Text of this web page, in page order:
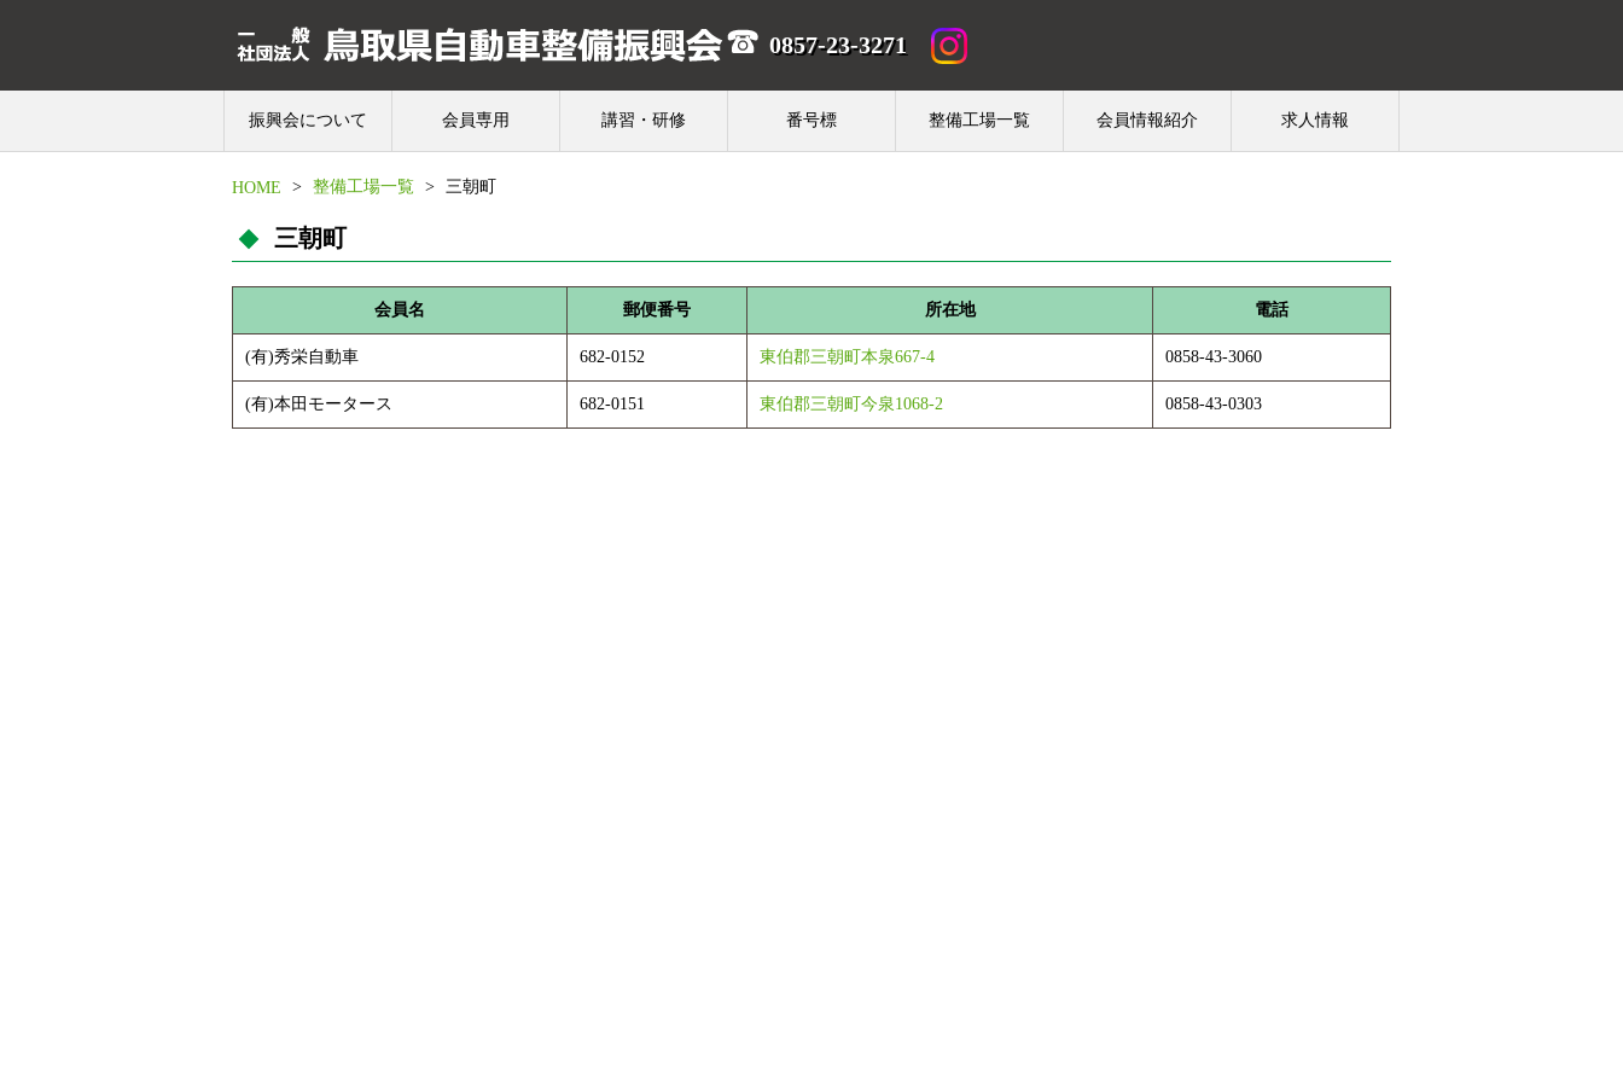
0857-23-3271
振興会について 会員専用 講習・研修 番号標 整備工場一覧 会員情報紹介 求人情報
HOME > 整備工場一覧 > 三朝町
三朝町
会員名 郵便番号 所在地 電話
(有)秀栄自動車 682-0152 東伯郡三朝町本泉667-4 0858-43-3060
(有)本田モータース 682-0151 東伯郡三朝町今泉1068-2 0858-43-0303